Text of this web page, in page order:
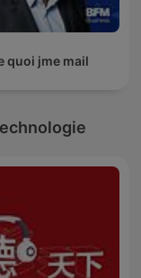
quoi jme mail